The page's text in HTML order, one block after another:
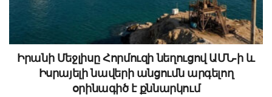
Իրանի Մեջլիսը Հորմուզի նեղուցով ԱՄՆ-ի և
Իսրայելի նավերի անցումն արգելող
օրինագիծ է քննարկում